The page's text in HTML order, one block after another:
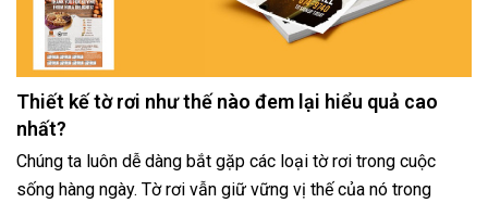
Thiết kế tờ rơi như thế nào đem lại hiểu quả cao
nhất?
Chúng ta luôn dễ dàng bắt gặp các loại tờ rơi trong cuộc
sống hàng ngày. Tờ rơi vẫn giữ vững vị thế của nó trong